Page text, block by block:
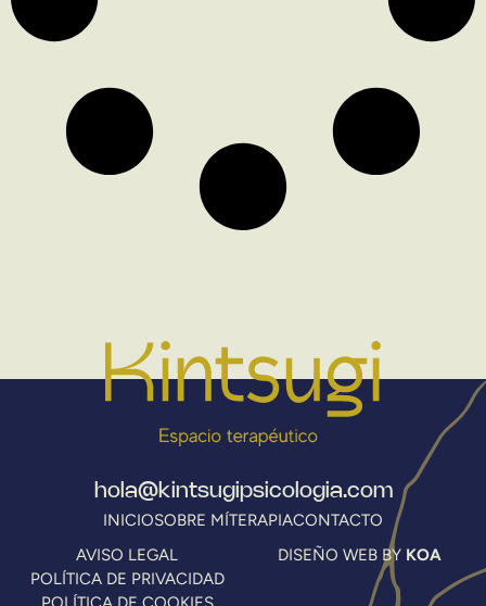
hola@kintsugipsicologia.com
INICIOSOBRE MÍTERAPIACONTACTO
AVISO LEGAL
POLÍTICA DE PRIVACIDAD
DISEÑO WEB BY KOA